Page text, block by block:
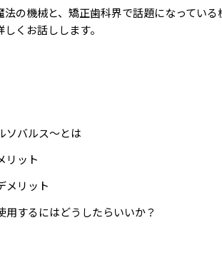
の機械と、矯正歯科界で話題になってい
くお話しします。
ソバルス〜とは
リット
メリット
用するにはどうしたらいいか？